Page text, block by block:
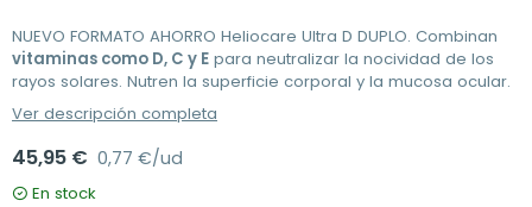
NUEVO FORMATO AHORRO Heliocare Ultra D DUPLO. Combinan
vitaminas como D, C y E para neutralizar la nocividad de los
rayos solares. Nutren la superficie corporal y la mucosa ocular.
Ver descripción completa
45,95 € 0,77 €/ud
En stock